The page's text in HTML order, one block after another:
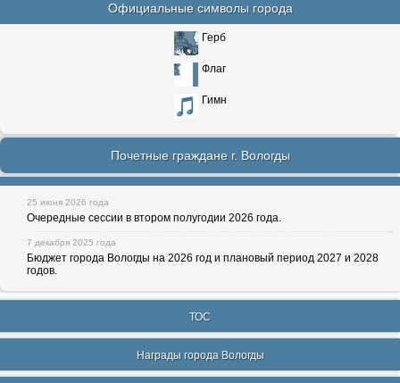
Официальные символы города
Герб
Флаг
Гимн
Почетные граждане г. Вологды
25 июня 2026 года
Очередные сессии в втором полугодии 2026 года.
7 декабря 2025 года
Бюджет города Вологды на 2026 год и плановый период 2027 и 2028
годов.
ТОС
Награды города Вологды